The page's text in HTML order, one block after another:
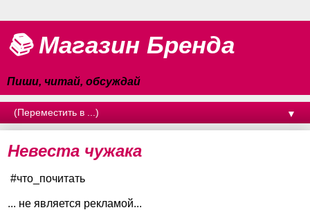
📚 Магазин Бренда
Пиши, читай, обсуждай
▼
Невеста чужака
#что_почитать
... не является рекламой...